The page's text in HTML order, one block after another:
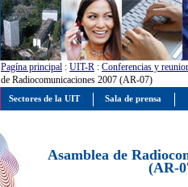
Pagína principal : UIT-R : Conferencias y
de Radiocomunicaciones 2007 (AR-07)
Asamblea de
(AR-
Sectores de la UIT Sala de prensa